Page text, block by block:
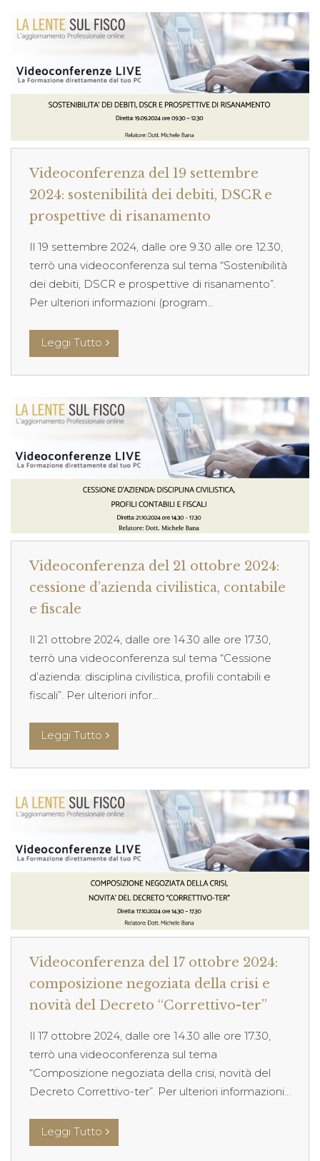
Videoconferenza del 19 settembre
2024: sostenibilità dei debiti, DSCR e
prospettive di risanamento
Il 19 settembre 2024, dalle ore 9.30 alle ore 12.30,
terrò una videoconferenza sul tema “Sostenibilità
dei debiti, DSCR e prospettive di risanamento”.
Per ulteriori informazioni (program...
Leggi Tutto
Videoconferenza del 21 ottobre 2024:
cessione d’azienda civilistica, contabile
e fiscale
Il 21 ottobre 2024, dalle ore 14.30 alle ore 17.30,
terrò una videoconferenza sul tema “Cessione
d’azienda: disciplina civilistica, profili contabili e
fiscali”. Per ulteriori infor...
Leggi Tutto
Videoconferenza del 17 ottobre 2024:
composizione negoziata della crisi e
novità del Decreto “Correttivo-ter”
Il 17 ottobre 2024, dalle ore 14.30 alle ore 17.30,
terrò una videoconferenza sul tema
“Composizione negoziata della crisi, novità del
Decreto Correttivo-ter”. Per ulteriori informazioni...
Leggi Tutto